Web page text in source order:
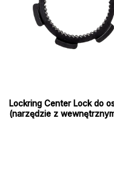
Lockring Center Lock do
(narzędzie z